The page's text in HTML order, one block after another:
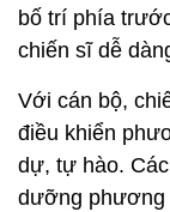
bố trí phía
chiến sĩ dễ
Với cán bộ,
điều khiển
dự, tự hào.
dưỡng phương